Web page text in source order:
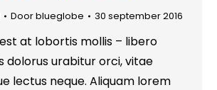
Doorblueglobe 30 september 2016
at lobortis mollis – libero
dolorus urabitur orci, vitae
lectus neque. Aliquam lorem